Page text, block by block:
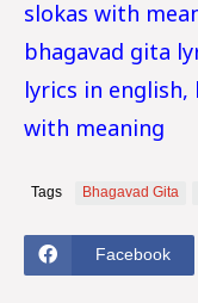
slokas with
bhagavad gita
lyrics in
with meaning
Tags Bhagavad Gita
Facebook